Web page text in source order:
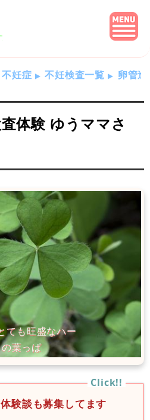
妊症 不妊検査一覧 卵管
体験 ゆうママさ
験談も募集してます